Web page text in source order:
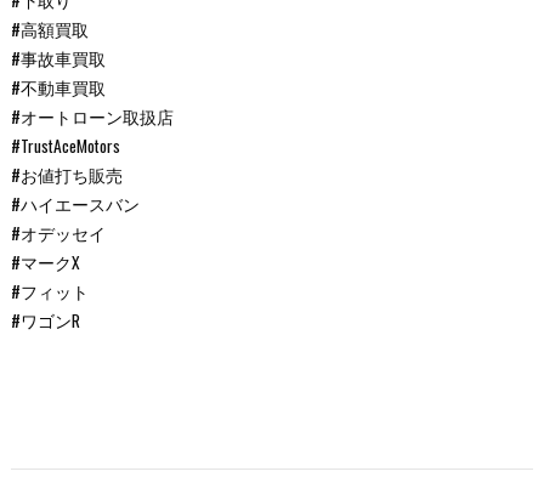
#高額買取
#事故車買取
#不動車買取
#オートローン取扱店
#TrustAceMotors
#お値打ち販売
#ハイエースバン
#オデッセイ
#マークX
#フィット
#ワゴンR